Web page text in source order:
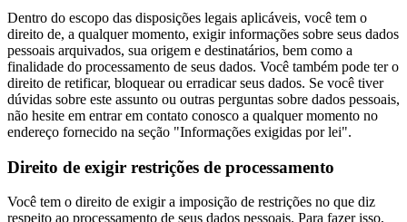
Dentro do escopo das disposições legais aplicáveis, você tem o
direito de, a qualquer momento, exigir informações sobre seus dados
pessoais arquivados, sua origem e destinatários, bem como a
finalidade do processamento de seus dados. Você também pode ter o
direito de retificar, bloquear ou erradicar seus dados. Se você tiver
dúvidas sobre este assunto ou outras perguntas sobre dados pessoais,
não hesite em entrar em contato conosco a qualquer momento no
endereço fornecido na seção "Informações exigidas por lei".
Direito de exigir restrições de processamento
Você tem o direito de exigir a imposição de restrições no que diz
respeito ao processamento de seus dados pessoais. Para fazer isso,